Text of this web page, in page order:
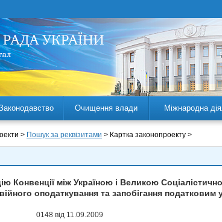
Очищення влади Міжнародна
> Пошук за реквізитами > Картка законопроекту >
Конвенції між Україною і Великою
оподаткування та запобігання
0148 від 11.09.2009